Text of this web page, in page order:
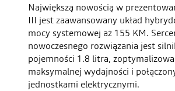
Największą nowością w
III jest zaawansowany układ
mocy systemowej aż 155 KM.
nowoczesnego rozwiązania jest
pojemności 1.8 litra,
maksymalnej wydajności i
jednostkami elektrycznymi.